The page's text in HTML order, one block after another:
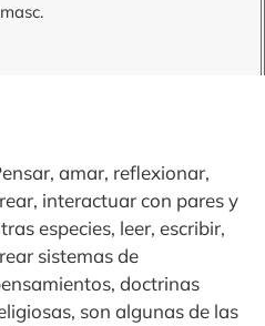
amar, reflexionar,
interactuar con pares y
especies, leer, escribir,
sistemas de
doctrinas
son algunas de las